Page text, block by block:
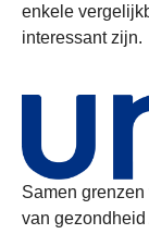
enkele
interessant zijn.
Samen
van